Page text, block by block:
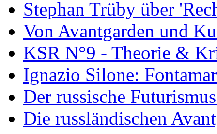
Stephan Trüby über
Von Avantgarden und
KSR N°9 - Theorie &
Ignazio Silone:
Der russische
Die russländischen